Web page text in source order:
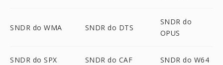
SNDR do WMA SNDR do DTS
SNDR do
OPUS
SNDR do SPX SNDR do CAF SNDR do W64